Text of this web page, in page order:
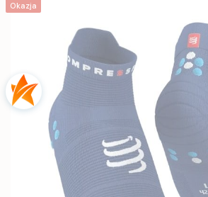
Okazja